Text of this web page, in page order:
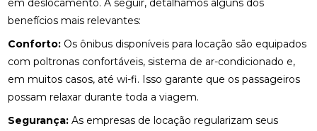
em deslocamento. A seguir, detalhamos alguns dos
benefícios mais relevantes:
Conforto: Os ônibus disponíveis para locação são equipados
com poltronas confortáveis, sistema de ar-condicionado e,
em muitos casos, até wi-fi. Isso garante que os passageiros
possam relaxar durante toda a viagem.
Segurança: As empresas de locação regularizam seus